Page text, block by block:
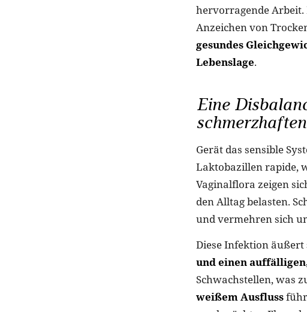
hervorragende Arbeit.
Anzeichen von
gesundes
Lebenslage.
Eine
Gerät das sensible
Laktobazillen rapide,
Vaginalflora zeigen
den Alltag belasten.
und vermehren sich
Diese Infektion
und einen
Schwachstellen, was
weißem Ausfluss